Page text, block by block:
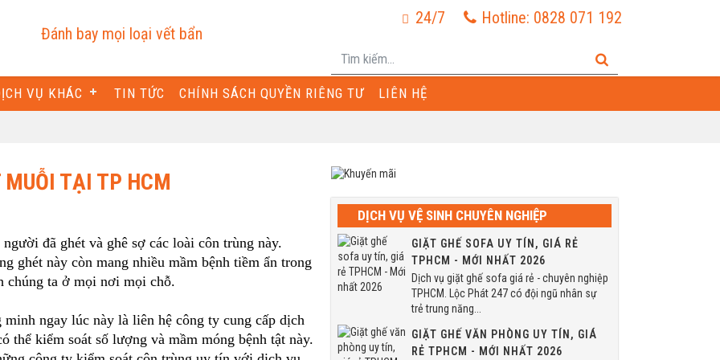
24/7
Hotline: 0828 071 192
Đánh bay mọi loại vết bẩn
VỤ KHÁC TIN TỨC CHÍNH SÁCH QUYỀN RIÊNG TƯ LIÊN HỆ
MUỖI TẠI TP HCM
đã ghét và ghê sợ các loài côn trùng này.
ghét này còn mang nhiều mầm bệnh tiềm ẩn trong
chúng ta ở mọi nơi mọi chỗ.
ngay lúc này là liên hệ công ty cung cấp dịch
thể kiểm soát số lượng và mầm móng bệnh tật này.
DỊCH VỤ VỆ SINH CHUYÊN NGHIỆP
GIẶT GHẾ SOFA UY TÍN, GIÁ RẺ
TPHCM - MỚI NHẤT 2026
Dịch vụ giặt ghế sofa giá rẻ - chuyên nghiệp
TPHCM. Lộc Phát 247 có đội ngũ nhân sự
trẻ trung năng...
GIẶT GHẾ VĂN PHÒNG UY TÍN, GIÁ
RẺ TPHCM - MỚI NHẤT 2026